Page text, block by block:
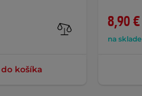
košíka
8,90 €
na sklade